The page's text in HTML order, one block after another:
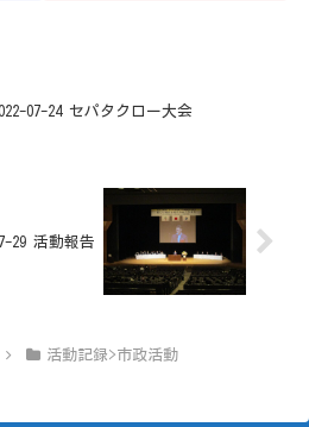
07-24 セパタクロー大会
29 活動報告
活動記録>市政活動